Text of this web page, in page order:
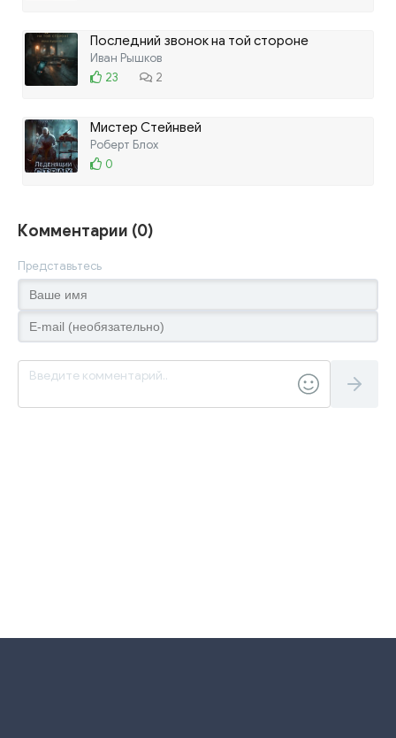
Последний звонок на той стороне
Иван Рышков
23
2
Мистер Стейнвей
Роберт Блох
0
Комментарии (0)
Представьтесь